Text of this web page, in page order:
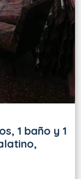
1 baño y 1